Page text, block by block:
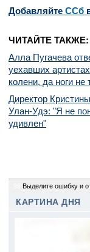
Добавляйте CСб
ЧИТАЙТЕ ТАКЖЕ:
Алла Пугачева
уехавших
колени, да ноги не
Директор
Улан-Удэ: "Я не
удивлен"
Выделите ошибку и
КАРТИНА ДНЯ